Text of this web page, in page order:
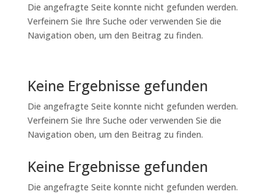
Die angefragte Seite konnte nicht gefunden werden.
Verfeinern Sie Ihre Suche oder verwenden Sie die
Navigation oben, um den Beitrag zu finden.
Keine Ergebnisse gefunden
Die angefragte Seite konnte nicht gefunden werden.
Verfeinern Sie Ihre Suche oder verwenden Sie die
Navigation oben, um den Beitrag zu finden.
Keine Ergebnisse gefunden
Die angefragte Seite konnte nicht gefunden werden.